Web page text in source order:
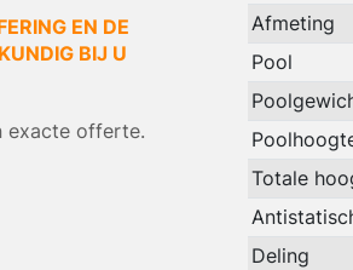
EN DE
BIJ U
exacte offerte.
Afmeting
Pool
Totale
Deling